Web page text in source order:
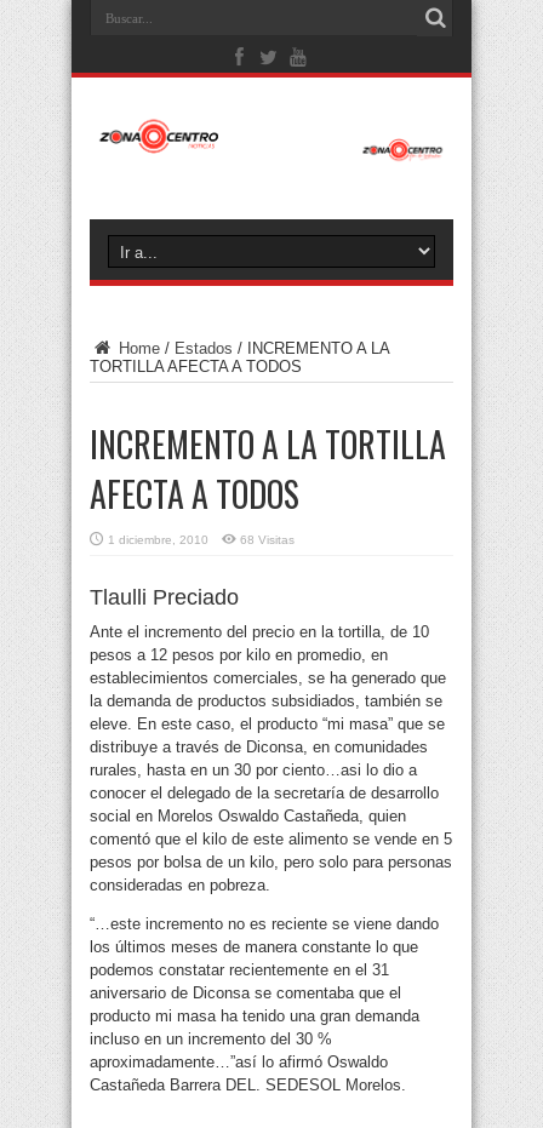
Home / Estados /
INCREMENTO A LA
TORTILLA AFECTA A TODOS
INCREMENTO A LA TORTILLA
AFECTA A TODOS
1 diciembre, 2010 68 Visitas
Tlaulli Preciado
Ante el incremento del precio en la tortilla, de 10
pesos a 12 pesos por kilo en promedio, en
establecimientos comerciales, se ha generado que
la demanda de productos subsidiados, también se
eleve. En este caso, el producto “mi masa” que se
distribuye a través de Diconsa, en comunidades
rurales, hasta en un 30 por ciento…asi lo dio a
conocer el delegado de la secretaría de desarrollo
social en Morelos Oswaldo Castañeda, quien
comentó que el kilo de este alimento se vende en 5
pesos por bolsa de un kilo, pero solo para personas
consideradas en pobreza.
“…este incremento no es reciente se viene dando
los últimos meses de manera constante lo que
podemos constatar recientemente en el 31
aniversario de Diconsa se comentaba que el
producto mi masa ha tenido una gran demanda
incluso en un incremento del 30 %
aproximadamente…”así lo afirmó Oswaldo
Castañeda Barrera DEL. SEDESOL Morelos.